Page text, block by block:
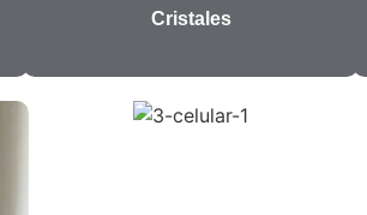
Cristales